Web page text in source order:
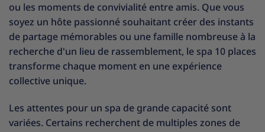
ou les moments de convivialité entre amis. Que vous
soyez un hôte passionné souhaitant créer des instants
de partage mémorables ou une famille nombreuse à la
recherche d'un lieu de rassemblement, le spa 10 places
transforme chaque moment en une expérience
collective unique.
Les attentes pour un spa de grande capacité sont
variées. Certains recherchent de multiples zones de